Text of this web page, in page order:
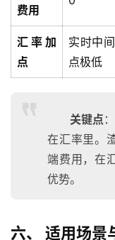
费用
汇率加
点
实时中
点极低
关键点
在汇率里。
端费用，在
优势。
六、 适用场景